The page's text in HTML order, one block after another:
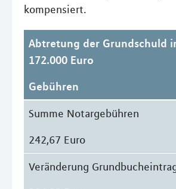
kompensiert.
Abtretung der Grundschuld
172.000 Euro
Gebühren
Summe Notargebühren
242,67 Euro
Veränderung